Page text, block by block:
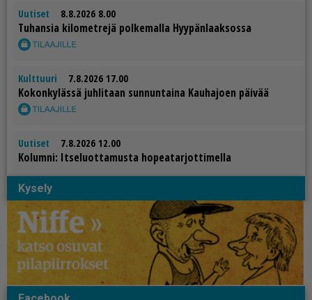
Uutiset 8.8.2026 8.00
Tu­han­sia ki­lo­met­re­jä pol­ke­mal­la Hyy­pän­laak­sos­sa
Kulttuuri 7.8.2026 17.00
Ko­kon­ky­läs­sä juh­li­taan sun­nun­tai­na Kau­ha­jo­en päi­vää
Uutiset 7.8.2026 12.00
Ko­lum­ni: It­se­luot­ta­mus­ta ho­pe­a­tar­jot­ti­mel­la
Kysely